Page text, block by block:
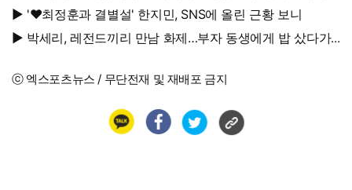
에 솜 넣는다?
▶ '♥최정훈과 결별설' 한지민, SNS에 올린 근황 보니
▶ 박세리, 레전드끼리 만남 화제…부자 동생에게 밥 샀다가
ⓒ 엑스포츠뉴스 / 무단전재 및 재배포 금지